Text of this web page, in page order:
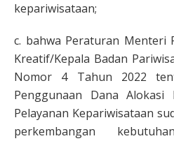
kepariwisataan;
c. bahwa Peraturan Menteri
Kreatif/Kepala Badan
Nomor 4 Tahun 2022
Penggunaan Dana
Pelayanan Kepariwisataan
perkembangan